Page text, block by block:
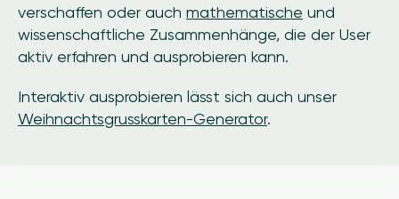
verschaffen oder auch mathematische und
wissenschaftliche Zusammenhänge, die der User
aktiv erfahren und ausprobieren kann.
Interaktiv ausprobieren lässt sich auch unser
Weihnachtsgrusskarten-Generator.